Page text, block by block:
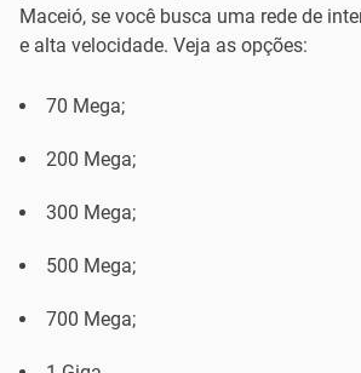
Maceió, se você busca uma rede de
e alta velocidade. Veja as opções:
70 Mega;
200 Mega;
300 Mega;
500 Mega;
700 Mega;